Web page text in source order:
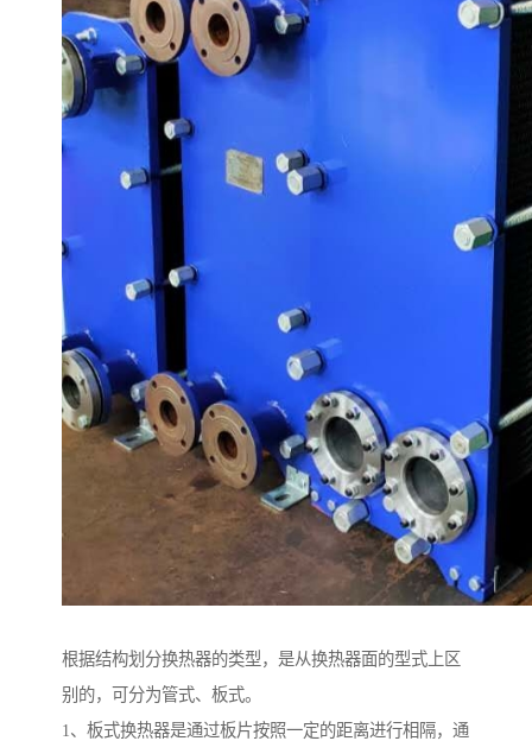
根据结构划分换热器的类型，是从换热器面的型式上区
别的，可分为管式、板式。
1、板式换热器是通过板片按照一定的距离进行相隔，通